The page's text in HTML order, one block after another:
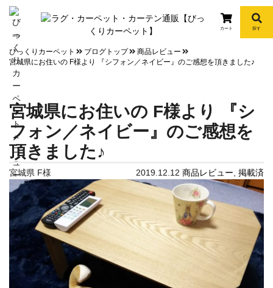
info
カート 探す
びっくりカーペット ブログトップ
商品レビュー
宮城県にお住いの F様より 『シフォン／ネイビー』のご感想を頂きました♪
宮城県にお住いの F様より 『シ
フォン／ネイビー』のご感想を
頂きました♪
宮城県 F様 2019.12.12 商品レビュー 掲載済